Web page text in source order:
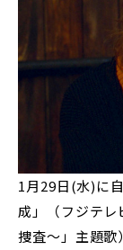
1月29日(水)に
成」（フジテ
捜査～」主題歌